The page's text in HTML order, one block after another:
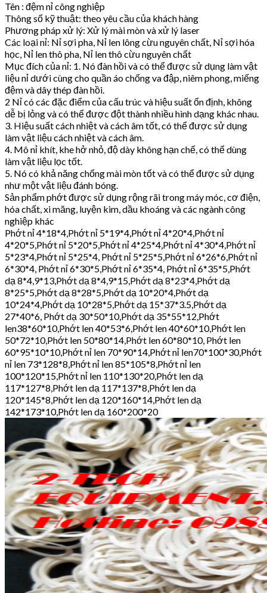
Tên : đệm nỉ công nghiệp
Thông số kỹ thuật: theo yêu cầu của khách hàng
Phương pháp xử lý: Xử lý mài mòn và xử lý laser
Các loại nỉ: Nỉ sợi pha, Nỉ len lông cừu nguyên chất, Nỉ sợi hóa
học, Nỉ len thô pha, Nỉ len thô cừu nguyên chất
Mục đích của nỉ: 1. Nó đàn hồi và có thể được sử dụng làm vật
liệu nỉ dưới cùng cho quần áo chống va đập, niêm phong, miếng
đệm và dây thép đàn hồi.
2 Nỉ có các đặc điểm của cấu trúc và hiệu suất ổn định, không
dễ bị lỏng và có thể được đột thành nhiều hình dạng khác nhau.
3. Hiệu suất cách nhiệt và cách âm tốt, có thể được sử dụng
làm vật liệu cách nhiệt và cách âm.
4. Mô nỉ khít, khe hở nhỏ, độ dày không hạn chế, có thể dùng
làm vật liệu lọc tốt.
5. Nó có khả năng chống mài mòn tốt và có thể được sử dụng
như một vật liệu đánh bóng.
Sản phẩm phớt được sử dụng rộng rãi trong máy móc, cơ điện,
hóa chất, xi măng, luyện kim, dầu khoáng và các ngành công
nghiệp khác
Phớt nỉ 4*18*4,Phớt nỉ 5*19*4,Phớt nỉ 4*20*4,Phớt nỉ
4*20*5,Phớt nỉ 5*20*5,Phớt nỉ 4*25*4,Phớt nỉ 4*30*4,Phớt nỉ
5*23*4,Phớt nỉ 5*25*4, Phớt nỉ 5*25*5,Phớt nỉ 6*26*6,Phớt nỉ
6*30*4, Phớt nỉ 6*30*5,Phớt nỉ 6*35*4, Phớt nỉ 6*35*5,Phớt
dạ 8*4,9*13,Phớt dạ 8*4,9*15,Phớt dạ 8*23*4,Phớt dạ
8*25*5,Phớt dạ 8*28*5,Phớt dạ 10*20*4,Phớt dạ
10*24*4,Phớt dạ 10*28*5,Phớt dạ 15*37*3.5,Phớt dạ
27*40*6, Phớt dạ 30*50*10,Phớt dạ 35*55*12,Phớt
len38*60*10,Phớt len 40*53*6,Phớt len 40*60*10,Phớt len
50*72*10,Phớt len 50*80*14,Phớt len 60*80*10, Phớt len
60*95*10*10,Phớt nỉ len 70*90*14,Phớt nỉ len70*100*30,Phớt
nỉ len 73*128*8,Phớt nỉ len 85*105*8,Phớt nỉ len
100*120*15,Phớt nỉ len 110*130*20,Phớt len dạ
117*127*8,Phớt len dạ 117*137*8,Phớt len dạ
120*145*8,Phớt len dạ 120*160*14,Phớt len dạ
142*173*10,Phớt len dạ 160*200*20